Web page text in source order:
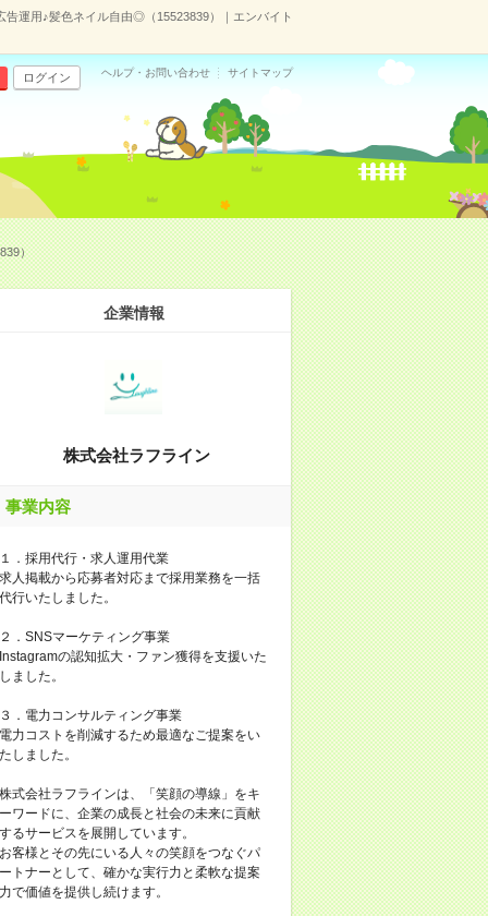
運用♪髪色ネイル自由◎（15523839）｜エンバイト
ログイン ヘルプ・お問い合わせ サイトマップ
）
企業情報
株式会社ラフライン
事業内容
．採用代行・求人運用代業
人掲載から応募者対応まで採用業務を一括
行いたしました。
．SNSマーケティング事業
の認知拡大・ファン獲得を支援いた
ました。
．電力コンサルティング事業
力コストを削減するため最適なご提案をい
しました。
式会社ラフラインは、「笑顔の導線」をキ
ワードに、企業の成長と社会の未来に貢献
るサービスを展開しています。
客様とその先にいる人々の笑顔をつなぐパ
トナーとして、確かな実行力と柔軟な提案
で価値を提供し続けます。